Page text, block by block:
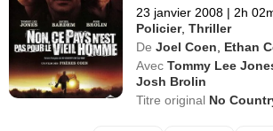
23 janvier 2008 | 2h
Policier,Thriller
De Joel Coen
Ethan
Avec Tommy Lee
Josh Brolin
Titre original No